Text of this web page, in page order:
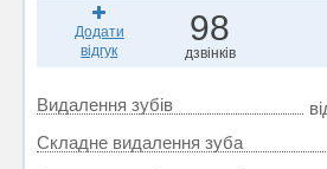
Додати
відгук
98
дзвінків
Видалення зубів
Складне видалення зуба